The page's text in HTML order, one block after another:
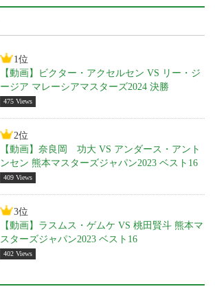
1位
【動画】ビクター・アクセルセン VS リー・ジ
ージア マレーシアマスターズ2024 決勝
475 Views
2位
【動画】奈良岡 功大 VS アンダース・アント
ンセン 熊本マスターズジャパン2023 ベスト16
409 Views
3位
【動画】ラスムス・ゲムケ VS 桃田賢斗 熊本マ
スターズジャパン2023 ベスト16
402 Views